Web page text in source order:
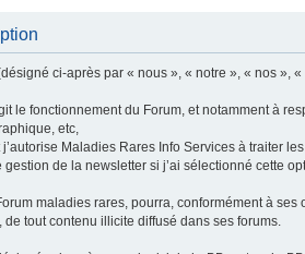
ci-après par « nous », « notre », « nos
le fonctionnement du Forum, et notamment à
etc,
j’autorise Maladies Rares Info Services à traiter
de la newsletter si j’ai sélectionné cette
maladies rares, pourra, conformément à
tout contenu illicite diffusé dans ses forums.